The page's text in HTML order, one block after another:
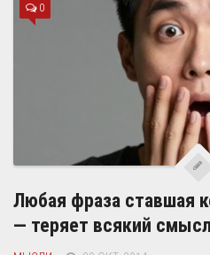
0
Любая фраза ставшая
— теряет всякий смысл